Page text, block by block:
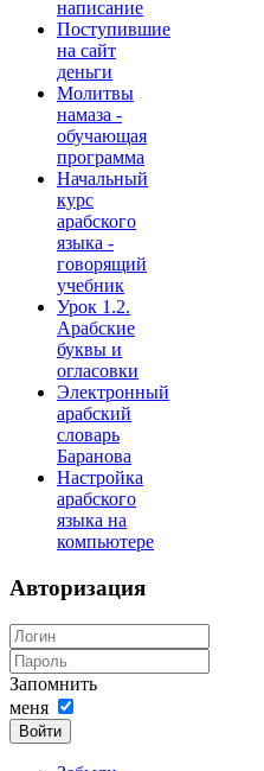
написание
Поступившие
на сайт
деньги
Молитвы
намаза -
обучающая
программа
Начальный
курс
арабского
языка -
говорящий
учебник
Урок 1.2.
Арабские
буквы и
огласовки
Электронный
арабский
словарь
Баранова
Настройка
арабского
языка на
компьютере
Авторизация
Запомнить
меня
Войти